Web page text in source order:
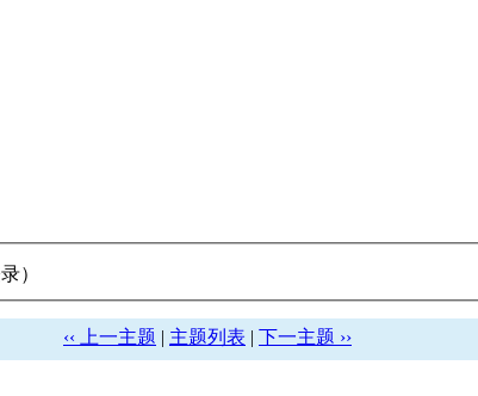
）
‹‹ 上一主题 | 主题列表 | 下一主题 ››